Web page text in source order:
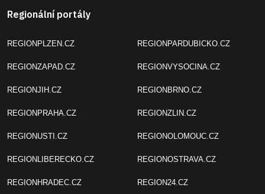
Regionální portály
REGIONPLZEN.CZ
REGIONZAPAD.CZ
REGIONJIH.CZ
REGIONPRAHA.CZ
REGIONUSTI.CZ
REGIONLIBERECKO.CZ
REGIONHRADEC.CZ
REGIONPARDUBICKO.CZ
REGIONVYSOCINA.CZ
REGIONBRNO.CZ
REGIONZLIN.CZ
REGIONOLOMOUC.CZ
REGIONOSTRAVA.CZ
REGION24.CZ